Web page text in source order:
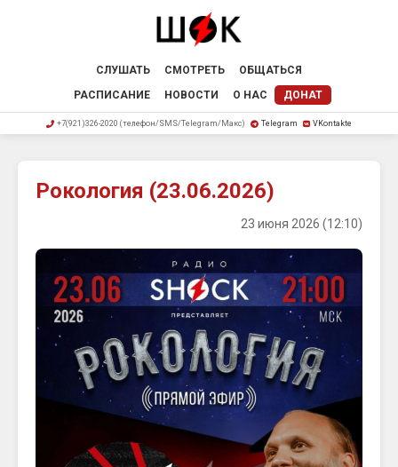
СЛУШАТЬ СМОТРЕТЬ
ОБЩАТЬСЯ
РАСПИСАНИЕ
НОВОСТИ О НАС ДОНАТ
+7(921)326-2020 (телефон/SMS/Telegram/Макс) Telegram VKontakte
Рокология (23.06.2026)
23 июня 2026 (12:10)